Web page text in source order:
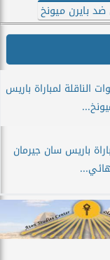
ضد بايرن ميونخ
الناقلة لمباراة باريس
باريس سان جيرمان